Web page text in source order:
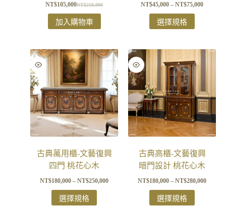
NT$210,000
NT$105,000
加入購物車
NT$45,000 – NT$75,000
選擇規格
古典萬用櫃-文藝復興
四門 桃花心木
NT$180,000 – NT$250,000
選擇規格
古典高櫃-文藝復興
暗門設計 桃花心木
NT$180,000 – NT$280,000
選擇規格